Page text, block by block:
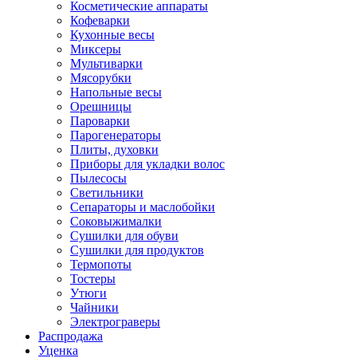
Косметические аппараты
Кофеварки
Кухонные весы
Миксеры
Мультиварки
Мясорубки
Напольные весы
Орешницы
Пароварки
Парогенераторы
Плиты, духовки
Приборы для укладки волос
Пылесосы
Светильники
Сепараторы и маслобойки
Соковыжималки
Сушилки для обуви
Сушилки для продуктов
Термопоты
Тостеры
Утюги
Чайники
Электрограверы
Распродажа
Уценка